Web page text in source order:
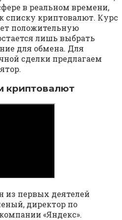
в реальном времени,
списку криптовалют. Курс
положительную
лишь выбрать
для обмена. Для
сделки предлагаем
криптовалют
из первых деятелей
директор по
«Яндекс».